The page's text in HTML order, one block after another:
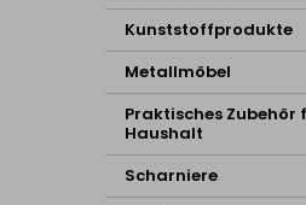
Kunststoffprodukte
Metallmöbel
Praktisches Zubehör
Haushalt
Scharniere